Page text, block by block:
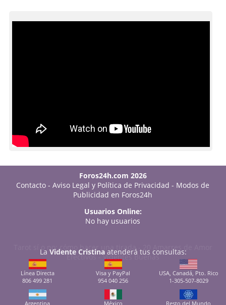
Foros24h.com 2026
Contacto -Aviso Legal y Política de Privacidad - Modos de
Publicidad en Foros24h
Usuarios Online:
No hay usuarios
Tarot sí o no: cómo hacer una tirada-
20 Amarres de Amor
Efectivos-Videntes Buenas
La Vidente Cristinaatenderá tus consultas:
Línea Directa
806 499 281
Visa y PayPal
954 040 256
USA, Canadá, Pto. Rico
1-305-507-8029
Argentina México Resto del Mundo